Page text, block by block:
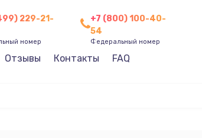
229-21-
номер
+7 (800) 100-40-
54
Федеральный номер
Отзывы Контакты FAQ